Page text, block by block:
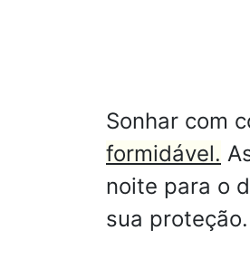
Sonhar com
formidável.
noite para o
sua proteção.